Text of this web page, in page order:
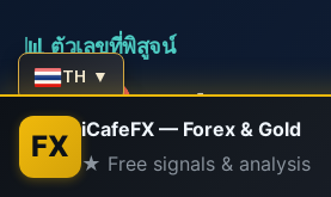
📊 ตัวเลขที่พิสูจน์
✅28+ ปี ประสบการณ์ IT
✅1,000+ XM Partner Clients
✅24,000+ สมาชิก SiamCafe
TH ▼
FX iCafeFX — Forex & Gold
★ Free signals & analysis
Contact us
Open